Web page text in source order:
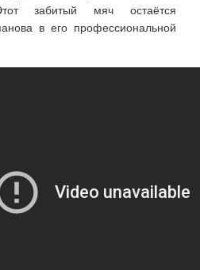
забитый мяч остаётся
в его профессиональной